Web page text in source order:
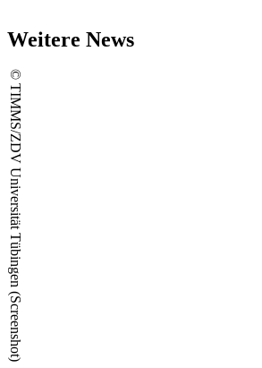
Weitere News
© TIMMS/ZDV Universität Tübingen (Screenshot)